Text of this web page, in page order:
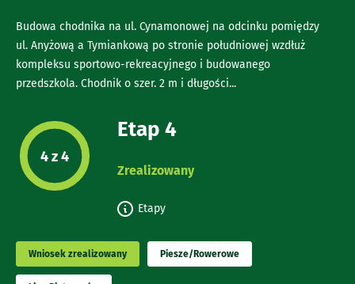
Budowa chodnika na ul. Cynamonowej na odcinku pomiędzy
ul. Anyżową a Tymiankową po stronie południowej wzdłuż
kompleksu sportowo-rekreacyjnego i budowanego
przedszkola. Chodnik o szer. 2 m i długości...
Etap projektu:
4 z 4
Etap 4
Zrealizowany
Etapy
Wniosek zrealizowany Piesze/Rowerowe